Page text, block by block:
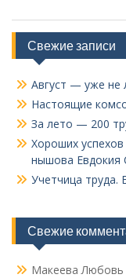
Свежие записи
Август — уже не
Настоящие
За лето — 200
Хороших
нышова Евдокия
Учетчица труда.
Свежие
Макеева Любовь